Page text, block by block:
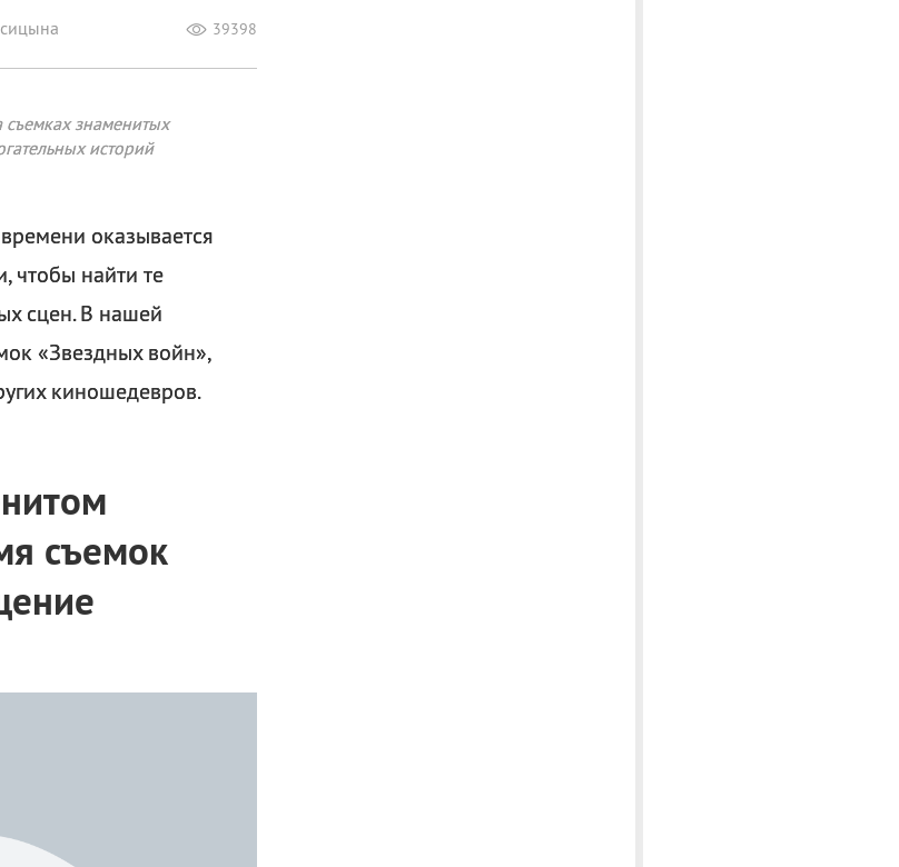
39398
съемках знаменитых
историй
оказывается
чтобы найти те
сцен. В нашей
«Звездных войн»,
киношедевров.
съемок